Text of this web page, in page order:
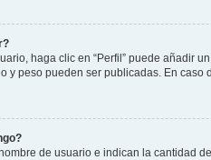
haga clic en “Perfil” puede añadir
y peso pueden ser publicadas. En
de usuario e indican la cantidad